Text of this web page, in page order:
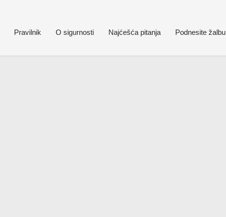
Pravilnik O sigurnosti Najćešća pitanja Podnesite žalbu